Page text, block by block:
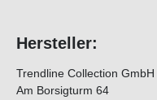
Hersteller:
Trendline Collection GmbH
Am Borsigturm 64